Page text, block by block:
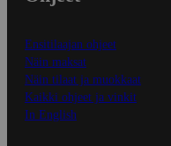
Ensitilaajan ohjeet
Näin maksat
Näin tilaat ja muokkaat
Kaikki ohjeet ja vinkit
In English